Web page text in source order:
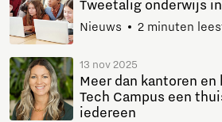
Tweetalig onderwijs
Nieuws 2 minuten
13 nov 2025
Meer dan kantoren en
Tech Campus een
iedereen